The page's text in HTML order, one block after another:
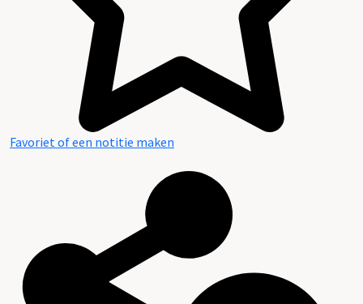
Favoriet of een notitie maken